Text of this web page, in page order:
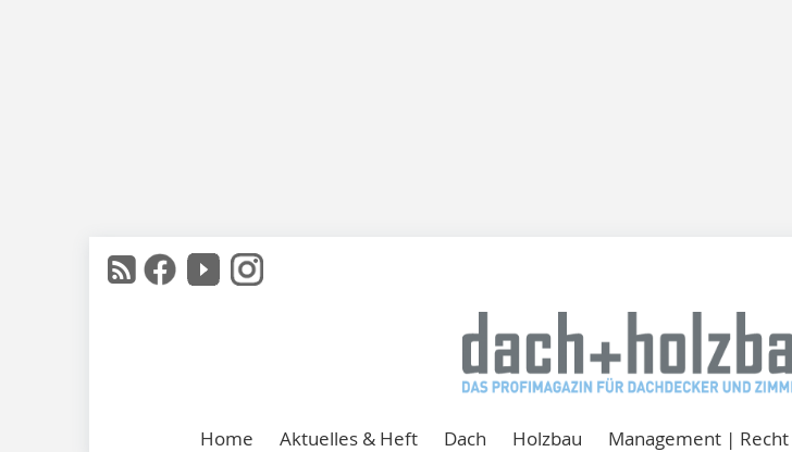
Home Aktuelles & Heft Dach Holzbau Management | Recht